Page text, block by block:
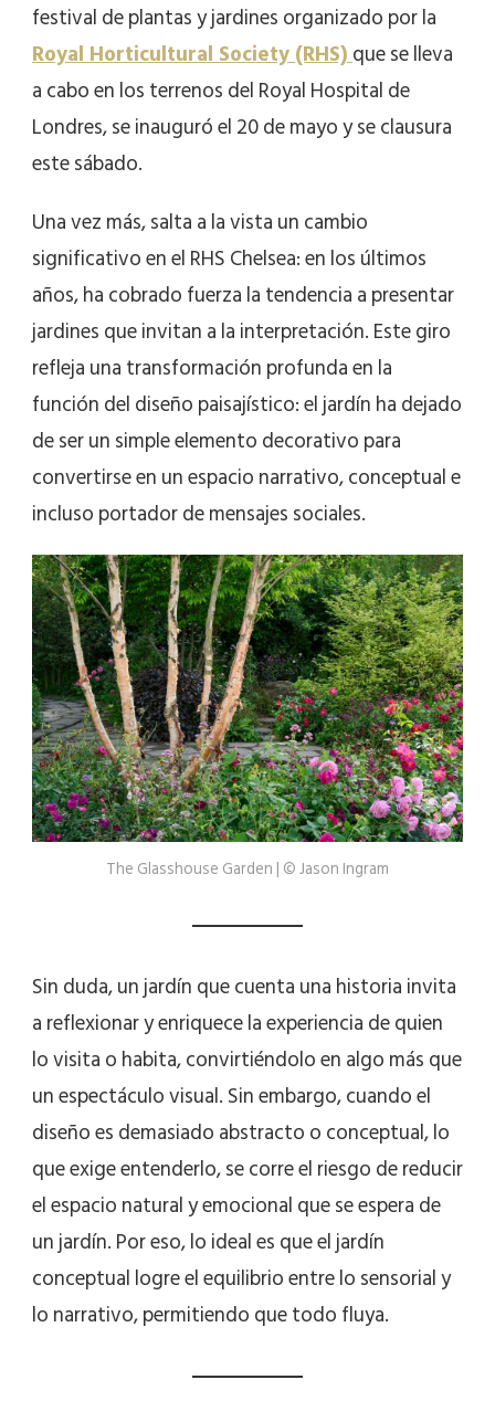
festival de plantas y jardines organizado por la
Royal Horticultural Society (RHS)que se lleva
a cabo en los terrenos del Royal Hospital de
Londres, se inauguró el 20 de mayo y se clausura
este sábado.
Una vez más, salta a la vista un cambio
significativo en el RHS Chelsea: en los últimos
años, ha cobrado fuerza la tendencia a presentar
jardines que invitan a la interpretación. Este giro
refleja una transformación profunda en la
función del diseño paisajístico: el jardín ha dejado
de ser un simple elemento decorativo para
convertirse en un espacio narrativo, conceptual e
incluso portador de mensajes sociales.
The Glasshouse Garden | © Jason Ingram
Sin duda, un jardín que cuenta una historia invita
a reflexionar y enriquece la experiencia de quien
lo visita o habita, convirtiéndolo en algo más que
un espectáculo visual. Sin embargo, cuando el
diseño es demasiado abstracto o conceptual, lo
que exige entenderlo, se corre el riesgo de reducir
el espacio natural y emocional que se espera de
un jardín. Por eso, lo ideal es que el jardín
conceptual logre el equilibrio entre lo sensorial y
lo narrativo, permitiendo que todo fluya.